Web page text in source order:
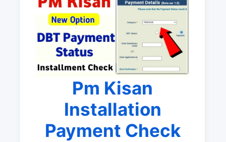
Pm Kisan
Installation
Payment Check